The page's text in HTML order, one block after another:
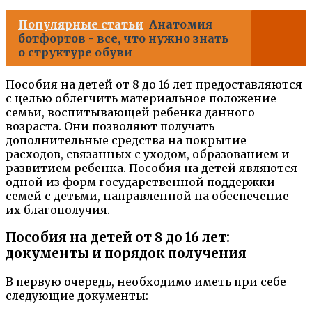
Популярные статьи Анатомия
ботфортов - все, что нужно знать
о структуре обуви
Пособия на детей от 8 до 16 лет предоставляются
с целью облегчить материальное положение
семьи, воспитывающей ребенка данного
возраста. Они позволяют получать
дополнительные средства на покрытие
расходов, связанных с уходом, образованием и
развитием ребенка. Пособия на детей являются
одной из форм государственной поддержки
семей с детьми, направленной на обеспечение
их благополучия.
Пособия на детей от 8 до 16 лет:
документы и порядок получения
В первую очередь, необходимо иметь при себе
следующие документы: